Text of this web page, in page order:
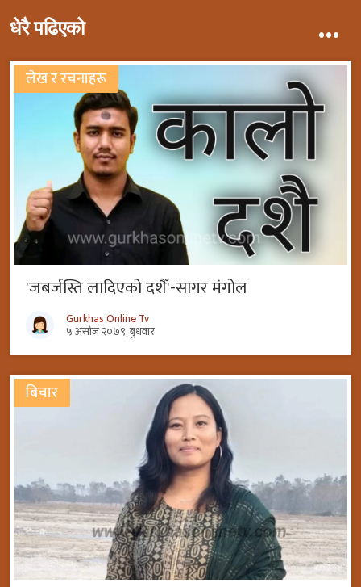
धेरै पढिएको ...
लेख र रचनाहरू
'जबर्जस्ति लादिएको दशैँ'-सागर मंगोल
Gurkhas Online Tv
५ असोज २०७९, बुधवार
बिचार